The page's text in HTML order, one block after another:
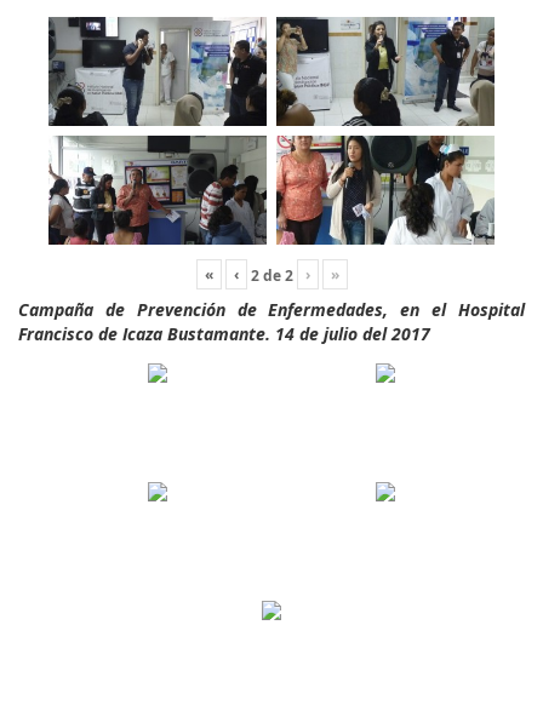
« ‹ 2de2 › »
Campaña de Prevención de Enfermedades, en el Hospital
Francisco de Icaza Bustamante. 14 de julio del 2017